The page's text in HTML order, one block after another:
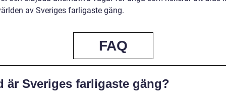
av Sveriges farligaste gäng.
FAQ
är Sveriges farligaste gäng?